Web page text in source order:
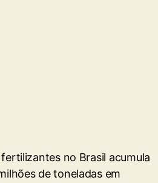
no Brasil acumula
de toneladas em